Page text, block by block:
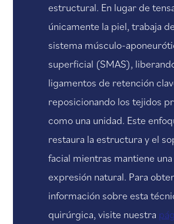
estructural. En lugar de
únicamente la piel, trabaja
sistema músculo-
superficial (SMAS),
ligamentos de retención
reposicionando los tejidos
como una unidad. Este
restaura la estructura y el
facial mientras mantiene una
expresión natural. Para
información sobre esta
quirúrgica, visite nuestra